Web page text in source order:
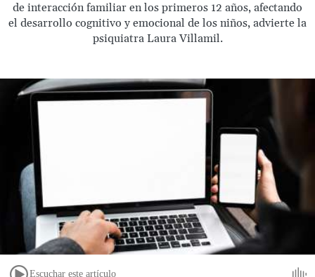
de interacción familiar en los primeros 12 años, afectando
el desarrollo cognitivo y emocional de los niños, advierte la
psiquiatra Laura Villamil.
Escuchar este artículo